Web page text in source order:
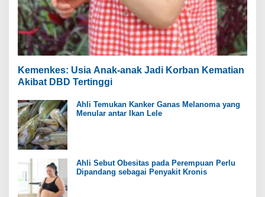
Kemenkes: Usia Anak-anak Jadi Korban Kematian
Akibat DBD Tertinggi
Ahli Temukan Kanker Ganas Melanoma yang
Menular antar Ikan Lele
Ahli Sebut Obesitas pada Perempuan Perlu
Dipandang sebagai Penyakit Kronis